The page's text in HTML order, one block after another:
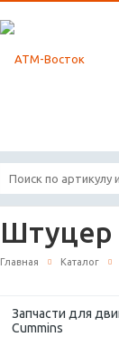
Штуцер
Главная Каталог
Запчасти для
Cummins